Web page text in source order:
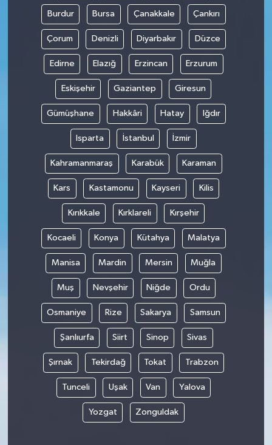
Burdur Bursa Çanakkale Çankırı
Çorum Denizli Diyarbakır Düzce
Edirne Elazığ Erzincan Erzurum
Eskişehir Gaziantep Giresun
Gümüşhane Hakkâri Hatay Iğdır
Isparta İstanbul İzmir
Kahramanmaraş Karabük Karaman
Kars Kastamonu Kayseri Kilis
Kırıkkale Kırklareli Kırşehir
Kocaeli Konya Kütahya Malatya
Manisa Mardin Mersin Muğla
Muş Nevşehir Niğde Ordu
Osmaniye Rize Sakarya Samsun
Şanlıurfa Siirt Sinop Sivas
Şırnak Tekirdağ Tokat Trabzon
Tunceli Uşak Van Yalova
Yozgat Zonguldak